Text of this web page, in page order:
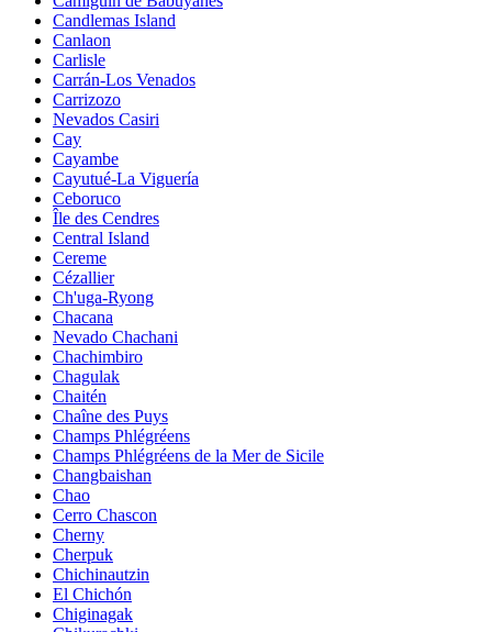
Candlemas Island
Canlaon
Carlisle
Carrán-Los Venados
Carrizozo
Nevados Casiri
Cay
Cayambe
Cayutué-La Viguería
Ceboruco
Île des Cendres
Central Island
Cereme
Cézallier
Ch'uga-Ryong
Chacana
Nevado Chachani
Chachimbiro
Chagulak
Chaitén
Chaîne des Puys
Champs Phlégréens
Champs Phlégréens de la Mer de Sicile
Changbaishan
Chao
Cerro Chascon
Cherny
Cherpuk
Chichinautzin
El Chichón
Chiginagak